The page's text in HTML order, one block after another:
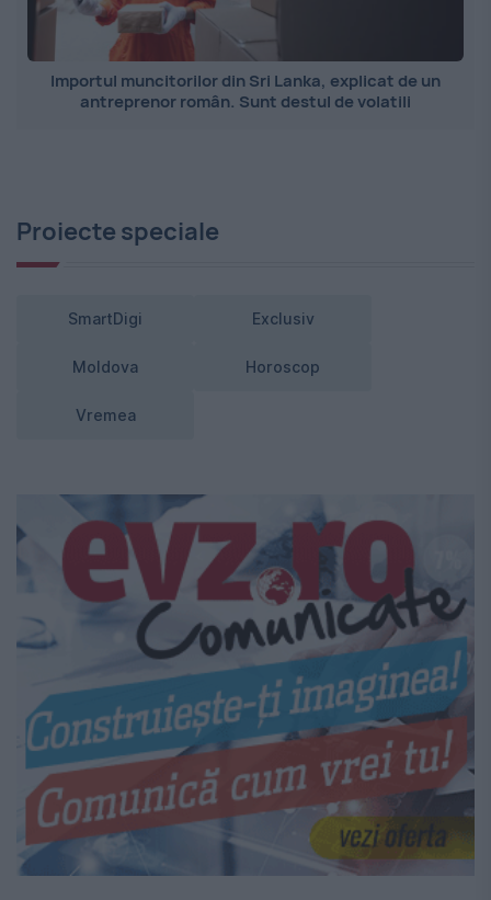
Importul muncitorilor din Sri Lanka, explicat de un
antreprenor român. Sunt destul de volatili
Proiecte speciale
SmartDigi Exclusiv
Moldova Horoscop
Vremea